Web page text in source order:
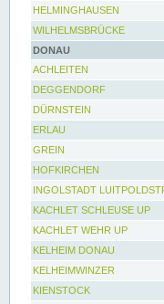
HELMINGHAUSEN
WILHELMSBRÜCKE
DONAU
ACHLEITEN
DEGGENDORF
DÜRNSTEIN
ERLAU
GREIN
HOFKIRCHEN
INGOLSTADT
KACHLET SCHLEUSE UP
KACHLET WEHR UP
KELHEIM DONAU
KELHEIMWINZER
KIENSTOCK